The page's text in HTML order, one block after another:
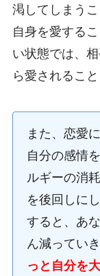
渇してしまう
自身を愛する
い状態では、
ら愛されるこ
また、恋愛
自分の感情
ルギーの消
を後回しに
すると、あ
ん減ってい
っと自分を